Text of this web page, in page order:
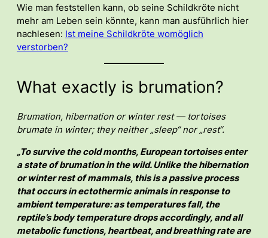
Wie man feststellen kann, ob seine Schildkröte nicht
mehr am Leben sein könnte, kann man ausführlich hier
nachlesen: Ist meine Schildkröte womöglich
verstorben?
What exactly is brumation?
Brumation, hibernation or winter rest — tortoises
brumate in winter; they neither „sleep“ nor „rest“.
„To survive the cold months, European tortoises enter
a state of brumation in the wild. Unlike the hibernation
or winter rest of mammals, this is a passive process
that occurs in ectothermic animals in response to
ambient temperature: as temperatures fall, the
reptile’s body temperature drops accordingly, and all
metabolic functions, heartbeat, and breathing rate are